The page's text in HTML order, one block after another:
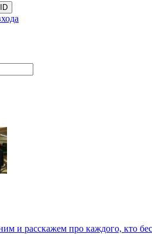
и расскажем про каждого, кто